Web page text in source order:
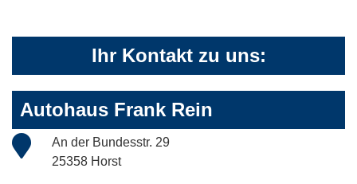
Ihr Kontakt zu uns:
Autohaus Frank Rein
An der Bundesstr. 29
25358 Horst